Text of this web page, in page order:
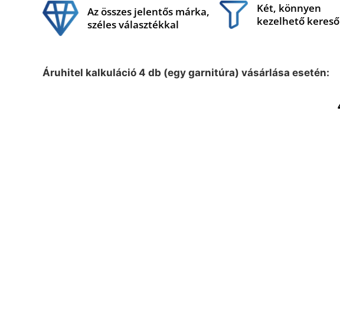
Az összes jelentős márka,
széles választékkal
Két, könnyen
kezelhető kereső
Áruhitel kalkuláció 4 db (egy garnitúra) vásárlása esetén: